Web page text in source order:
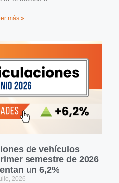
más »
de vehículos
semestre de 2026
un 6,2%
2026